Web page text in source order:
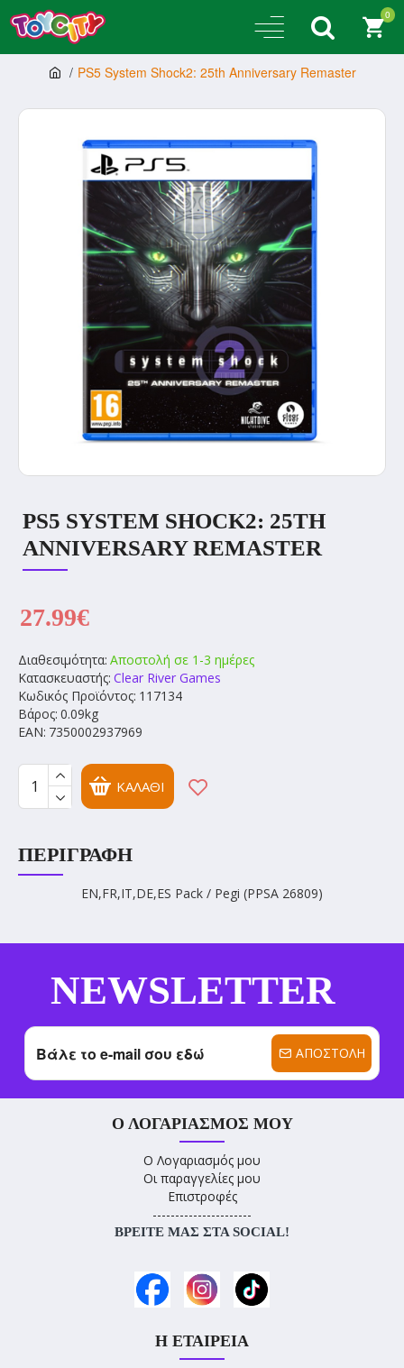
0
PS5 System Shock2: 25th Anniversary Remaster
PS5 SYSTEM SHOCK2: 25TH
ANNIVERSARY REMASTER
Διαθεσιμότητα: Αποστολή σε 1-3 ημέρες
Κατασκευαστής: Clear River Games
Κωδικός Προϊόντος: 117134
Βάρος: 0.09kg
EAN: 7350002937969
27.99€
ΚΑΛΆΘΙ
ΠΕΡΙΓΡΑΦΉ
EN,FR,IT,DE,ES Pack / Pegi (PPSA 26809)
NEWSLETTER
ΑΠΟΣΤΟΛΉ
Ο ΛΟΓΑΡΙΑΣΜΌΣ ΜΟΥ
Ο Λογαριασμός μου
Οι παραγγελίες μου
Επιστροφές
----------------------
ΒΡΕΊΤΕ ΜΑΣ ΣΤΑ SOCIAL!
Η ΕΤΑΙΡΕΊΑ